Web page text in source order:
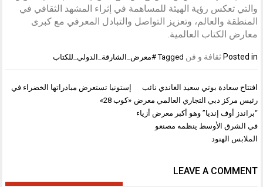
والتي تعكس رؤية الهيئة للمساهمة في إثراء المشهد الثقافي في
المنطقة والعالم، وتعزيز التواصل والتبادل المعرفي مع كبرى
معارض الكتاب العالمية.
Posted in ثقافة و فن Tagged #معرض_الشارقة_الدولي_للكتاب
تصفّح
المقالات
إستونيا تستعرض مبادراتها الخضراء في
«كوب 28»
افتتاح سعادة بوتي سعيد الغاندي نائب
رئيس مركز دبي التجاري العالمي معرض
“براندز أوف إنديا” وهو أكبر معرض أزياء
في الشرق الأوسط ينظمه مصنعو
الملابس الهنود
LEAVE A COMMENT